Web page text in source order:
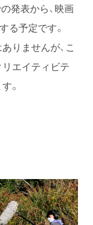
発表から、映画
る予定です。
りませんが、こ
エイティビテ
。